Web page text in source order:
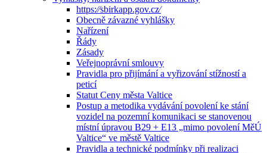
https:⁄⁄sbirkapp.gov.cz⁄
Obecně závazné vyhlášky
Nařízení
Řády
Zásady
Veřejnoprávní smlouvy
Pravidla pro přijímání a vyřizování stížností a
peticí
Statut Ceny města Valtice
Postup a metodika vydávání povolení ke stání
vozidel na pozemní komunikaci se stanovenou
místní úpravou B29 + E13 „mimo povolení MěÚ
Valtice“ ve městě Valtice
Pravidla a technické podmínky při realizaci